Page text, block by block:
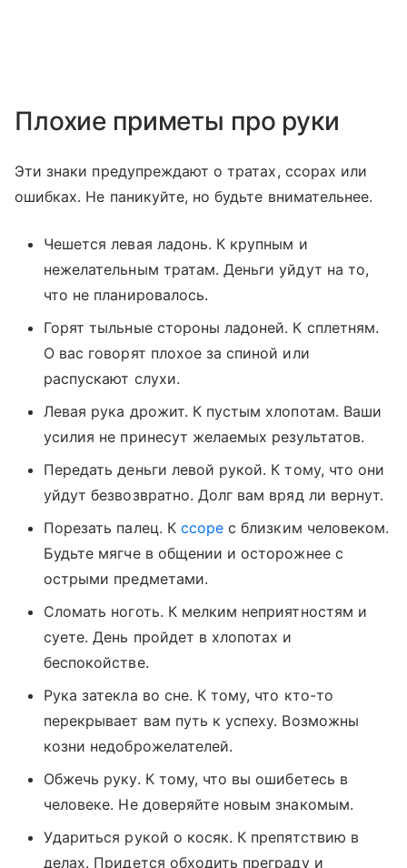
Плохие приметы про руки
Эти знаки предупреждают о тратах, ссорах или
ошибках. Не паникуйте, но будьте внимательнее.
Чешется левая ладонь. К крупным и
нежелательным тратам. Деньги уйдут на то,
что не планировалось.
Горят тыльные стороны ладоней. К сплетням.
О вас говорят плохое за спиной или
распускают слухи.
Левая рука дрожит. К пустым хлопотам. Ваши
усилия не принесут желаемых результатов.
Передать деньги левой рукой. К тому, что они
уйдут безвозвратно. Долг вам вряд ли вернут.
Порезать палец. К ссоре с близким человеком.
Будьте мягче в общении и осторожнее с
острыми предметами.
Сломать ноготь. К мелким неприятностям и
суете. День пройдет в хлопотах и
беспокойстве.
Рука затекла во сне. К тому, что кто-то
перекрывает вам путь к успеху. Возможны
козни недоброжелателей.
Обжечь руку. К тому, что вы ошибетесь в
человеке. Не доверяйте новым знакомым.
Удариться рукой о косяк. К препятствию в
делах. Придется обходить преграду и